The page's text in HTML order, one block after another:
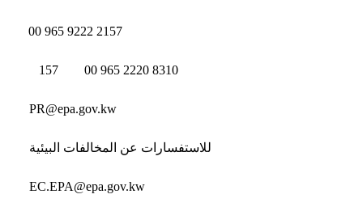
00 965 9222 2157
157 00 965 2220 8310
PR@epa.gov.kw
للاستفسارات عن المخالفات البيئية
EC.EPA@epa.gov.kw